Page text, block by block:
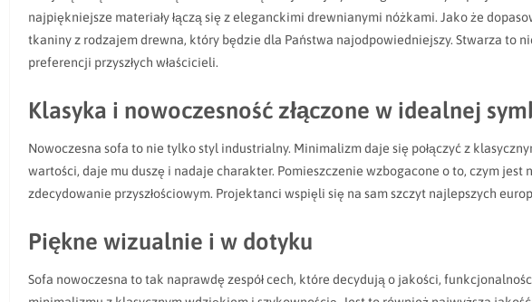
najpiękniejsze materiały łączą się z eleganckimi drewnianymi nóżkami. Jako że
tkaniny z rodzajem drewna, który będzie dla Państwa najodpowiedniejszy. Stwarza to
preferencji przyszłych właścicieli.
Klasyka i nowoczesność złączone w idealnej
Nowoczesna sofa to nie tylko styl industrialny. Minimalizm daje się połączyć z
wartości, daje mu duszę i nadaje charakter. Pomieszczenie wzbogacone o to, czym
zdecydowanie przyszłościowym. Projektanci wspięli się na sam szczyt najlepszych
Piękne wizualnie i w dotyku
Sofa nowoczesna to tak naprawdę zespół cech, które decydują o jakości,